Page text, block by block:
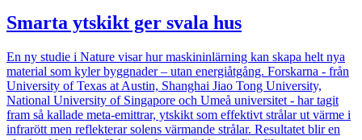
Smarta ytskikt ger svala hus
En ny studie i Nature visar hur maskininlärning kan skapa helt nya
material som kyler byggnader – utan energiåtgång. Forskarna - från
University of Texas at Austin, Shanghai Jiao Tong University,
National University of Singapore och Umeå universitet - har tagit
fram så kallade meta-emittrar, ytskikt som effektivt strålar ut värme i
infrarött men reflekterar solens värmande strålar. Resultatet blir en